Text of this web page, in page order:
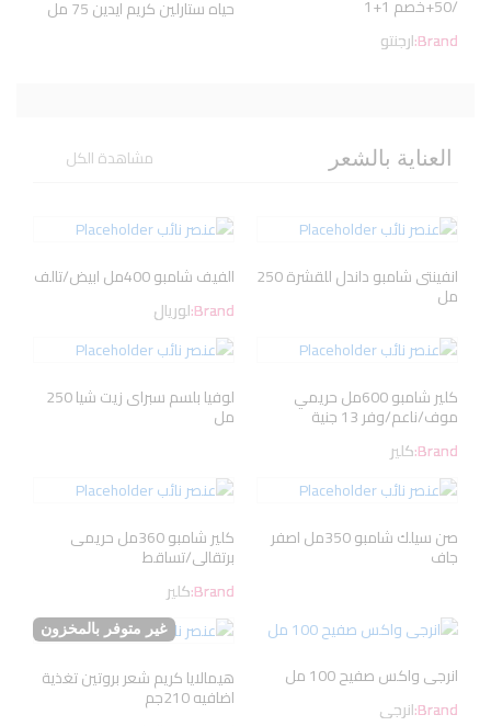
/50+خصم 1+1
Brand:ارجنتو
حياه ستارلين كريم ايدين 75 مل
العناية بالشعر مشاهدة الكل
انفينتى شامبو داندل للقشرة 250
مل
الفيف شامبو 400مل ابيض/تالف
Brand:لوريال
كلير شامبو 600مل حريمي
موف/ناعم/وفر 13 جنية
Brand:كلير
لوفيا بلسم سبراى زيت شيا 250
مل
صن سيلك شامبو 350مل اصفر
جاف
كلير شامبو 360مل حريمى
برتقالى/تساقط
Brand:كلير
انرجى واكس صفيح 100 مل
Brand:انرجى
غير متوفر بالمخزون
هيمالايا كريم شعر بروتين تغذية
اضافيه 210جم